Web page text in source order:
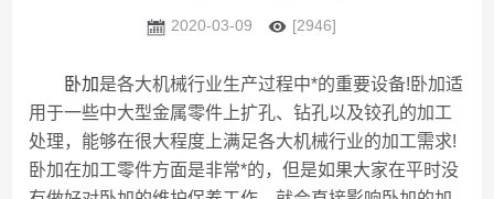
2020-03-09 [2946]
卧加是各大机械行业生产过程中*的重要设备!卧加适
用于一些中大型金属零件上扩孔、钻孔以及铰孔的加工
处理，能够在很大程度上满足各大机械行业的加工需求!
卧加在加工零件方面是非常*的，但是如果大家在平时没